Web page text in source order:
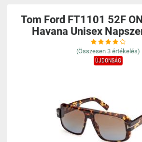
Tom Ford FT1101 52F
Havana Unisex
(Összesen 3 értékelés)
ÚJDONSÁG